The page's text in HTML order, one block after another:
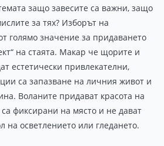
защо завесите са важни, защо
за тях? Изборът на
голямо значение за придаването
на стаята. Макар че щорите и
естетически привлекателни,
са запазване на личния живот и
Воланите придават красота на
фиксирани на място и не дават
на осветлението или гледането.